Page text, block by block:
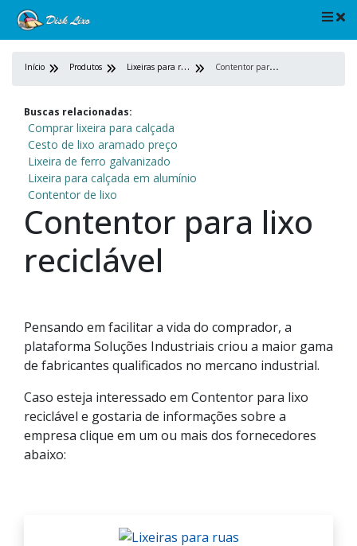
Início Produtos L
ixeiras para ruas C
ontentor para lixo reciclável
Buscas relacionadas:
Comprar lixeira para calçada
Cesto de lixo aramado preço
Lixeira de ferro galvanizado
Lixeira para calçada em alumínio
Contentor de lixo
Contentor para lixo
reciclável
Pensando em facilitar a vida do comprador, a
plataforma Soluções Industriais criou a maior gama
de fabricantes qualificados no mercano industrial.
Caso esteja interessado em Contentor para lixo
reciclável e gostaria de informações sobre a
empresa clique em um ou mais dos fornecedores
abaixo: